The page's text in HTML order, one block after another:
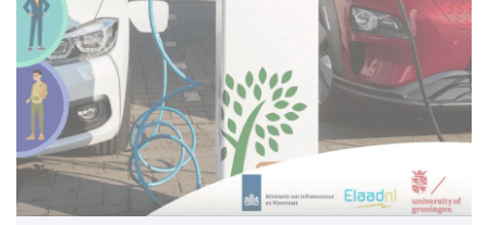
versnellen van de grote
maatschappelijke transities: Energie, circulair,
mobiliteit en digitalisering. Daarvoor was Leonie in
verschillende leidinggevende functies werkzaam in de
regio groot-Amsterdam voor het Havenbedrijf en de
Gemeente Amsterdam. Leonie is een optimist en
gedreven om maatschappelijke waarde te creëren. Zij
wil leidinggeven aan het bundelen van kwaliteiten en